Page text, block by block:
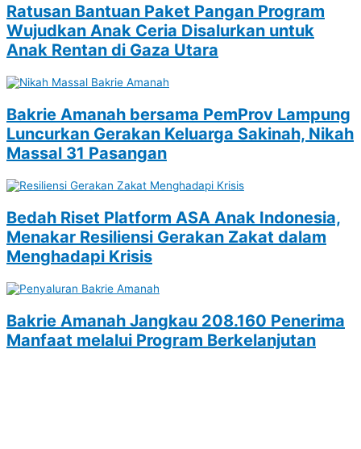
Ratusan Bantuan Paket Pangan Program
Wujudkan Anak Ceria Disalurkan untuk
Anak Rentan di Gaza Utara
Bakrie Amanah bersama PemProv Lampung
Luncurkan Gerakan Keluarga Sakinah, Nikah
Massal 31 Pasangan
Bedah Riset Platform ASA Anak Indonesia,
Menakar Resiliensi Gerakan Zakat dalam
Menghadapi Krisis
Bakrie Amanah Jangkau 208.160 Penerima
Manfaat melalui Program Berkelanjutan